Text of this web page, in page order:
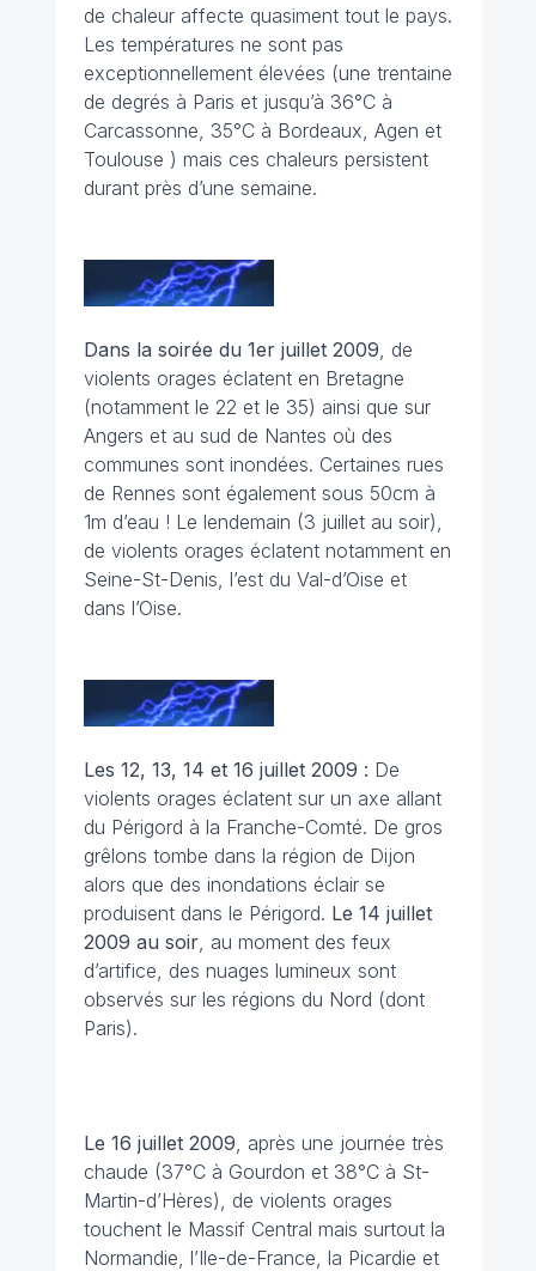
de chaleur affecte quasiment tout le pays.
Les températures ne sont pas
exceptionnellement élevées (une trentaine
de degrés à Paris et jusqu’à 36°C à
Carcassonne, 35°C à Bordeaux, Agen et
Toulouse ) mais ces chaleurs persistent
durant près d’une semaine.
Dans la soirée du 1er juillet 2009, de
violents orages éclatent en Bretagne
(notamment le 22 et le 35) ainsi que sur
Angers et au sud de Nantes où des
communes sont inondées. Certaines rues
de Rennes sont également sous 50cm à
1m d’eau ! Le lendemain (3 juillet au soir),
de violents orages éclatent notamment en
Seine-St-Denis, l’est du Val-d’Oise et
dans l’Oise.
Les 12, 13, 14 et 16 juillet 2009 : De
violents orages éclatent sur un axe allant
du Périgord à la Franche-Comté. De gros
grêlons tombe dans la région de Dijon
alors que des inondations éclair se
produisent dans le Périgord. Le 14 juillet
2009 au soir, au moment des feux
d’artifice, des nuages lumineux sont
observés sur les régions du Nord (dont
Paris).
Le 16 juillet 2009, après une journée très
chaude (37°C à Gourdon et 38°C à St-
Martin-d’Hères), de violents orages
touchent le Massif Central mais surtout la
Normandie, l’Ile-de-France, la Picardie et